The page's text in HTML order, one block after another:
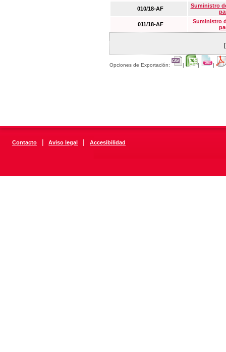
010/18-AF
Suministro
011/18-AF
Suministro
Opciones de Exportación: | | |
Contacto | Aviso legal | Accesibilidad